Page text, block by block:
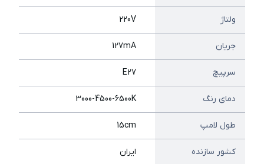
ولتاژ 220V
جریان 127mA
سرپیچ E27
دمای رنگ 3000-4500-6500K
طول لامپ 15cm
کشور سازنده ایران